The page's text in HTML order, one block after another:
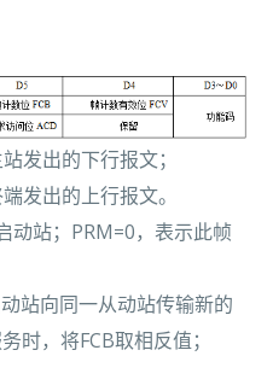
发出的下行报文；
发出的上行报文。
动站；PRM=0，表示此帧
站向同一从动站传输新的
时，将FCB取相反值；